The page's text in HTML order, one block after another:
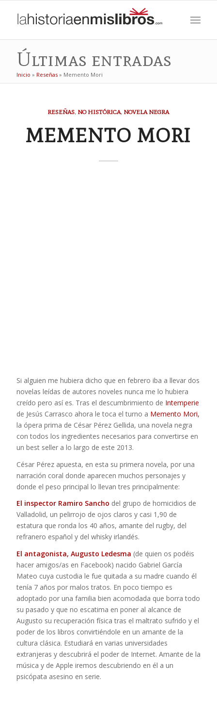
Últimas entradas
Inicio » Reseñas» Memento Mori
RESEÑAS, NO HISTÓRICA, NOVELA NEGRA
MEMENTO MORI
Si alguien me hubiera dicho que en febrero iba a llevar dos
novelas leídas de autores noveles nunca me lo hubiera
creído pero así es. Tras el descumbrimiento de Intemperie
de Jesús Carrasco ahora le toca el turno a Memento Mori,
la ópera prima de César Pérez Gellida, una novela negra
con todos los ingredientes necesarios para convertirse en
un best seller a lo largo de este 2013.
César Pérez apuesta, en esta su primera novela, por una
narración coral donde aparecen muchos personajes y
donde el peso principal lo llevan tres principalmente:
El inspector Ramiro Sancho del grupo de homicidios de
Valladolid, un pelirrojo de ojos claros y casi 1,90 de
estatura que ronda los 40 años, amante del rugby, del
refranero español y del whisky irlandés.
El antagonista, Augusto Ledesma (de quien os podéis
hacer amigos/as en Facebook) nacido Gabriel García
Mateo cuya custodia le fue quitada a su madre cuando él
tenía 7 años por malos tratos. En poco tiempo es
adoptado por una familia bien acomodada que borra todo
su pasado y que no escatima en poner al alcance de
Augusto su recuperación física tras el maltrato sufrido y el
poder de los libros convirtiéndole en un amante de la
cultura clásica. Estudiará en varias universidades
extranjeras y descubrirá el poder de Internet. Amante de la
música y de Apple iremos descubriendo en él a un
psicópata asesino en serie.